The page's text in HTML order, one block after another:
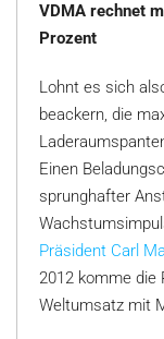
VDMA rechnet
Prozent
Lohnt es sich
beackern, die
Einen
sprunghafter
Präsident Carl
2012 komme die
Weltumsatz mit